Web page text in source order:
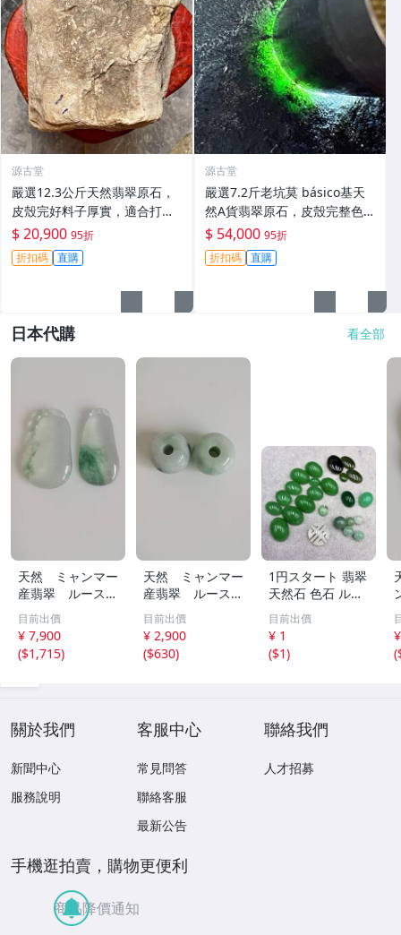
源古堂
嚴選12.3公斤天然翡翠原石，
皮殼完好料子厚實，適合打造
手鏈原料，保有原始美態等您
開發。天然A貨翡翠原石，盡
顯貴氣風采。 天然翡翠 A貨 翡
$ 20,900 95折
折扣碼 直購
源古堂
嚴選7.2斤老坑莫 básico基天
然A貨翡翠原石，皮殼完整色
辣陽起熒光，適合手鐲與雕
刻。正規檢測保障收藏級料
子。 莫 básico 翡翠 天然A貨
$ 54,000 95折
折扣碼 直購
日本代購 看全部
天然 ミャンマー
産翡翠 ルース
瓜 氷のように透
き通る 17ｘ8.5
ｘ2.4ｍｍ 3.5ct
と 17.6ｘ11
目前出價
¥ 7,900
($1,715)
天然 ミャンマー
産翡翠 ルース
18ｘ12.8ｍ
ｍ 40.5ct と
18.4ｘ13.3ｍｍ
43ct 注意事項
目前出價
¥ 2,900
($630)
1円スタート 翡翠
天然石 色石 ルー
ス まとめ 大量 ジ
ュエリー 宝石 総
重量約49.0g ヒス
イ HE0806ろ
目前出價
¥ 1
($1)
(
關於我們
新聞中心
服務說明
客服中心
常見問答
聯絡客服
最新公告
聯絡我們
人才招募
手機逛拍賣，購物更便利
商品降價通知